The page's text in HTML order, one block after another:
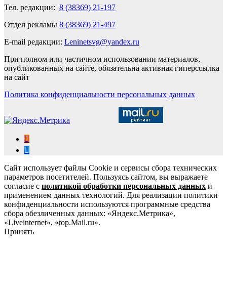
Тел. редакции: 8 (38369) 21-197
Отдел рекламы 8 (38369) 21-497
E-mail редакции: Leninetsvg@yandex.ru
При полном или частичном использовании материалов,
опубликованных на сайте, обязательна активная гиперссылка
на сайт
Политика конфиденциальности персональных данных
Сайт использует файлы Cookie и сервисы сбора технических
параметров посетителей. Пользуясь сайтом, вы выражаете
согласие с политикой обработки персональных данных и
применением данных технологий. Для реализации политики
конфиденциальности используются программные средства
сбора обезличенных данных: «Яндекс.Метрика»,
«Liveinternet», «top.Mail.ru».
Принять